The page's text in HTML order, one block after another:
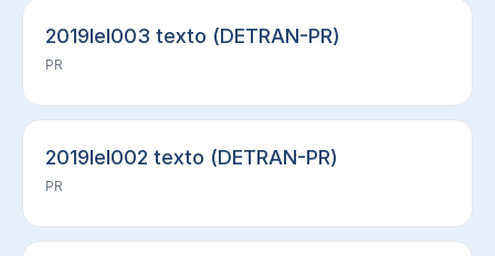
2019lel003 texto (DETRAN-PR)
PR
2019lel002 texto (DETRAN-PR)
PR